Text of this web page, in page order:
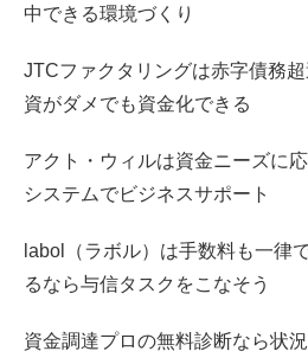
中できる環境づくり
JTCファクタリングは赤字債務
資がダメでも資金化できる
アクト・ウィルは資金ニーズに
システムでビジネスサポート
labol（ラボル）は手数料も一律
るなら与信タスクをこなそう
資金調達プロの無料診断なら状